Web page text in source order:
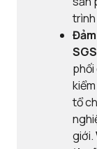
tổ
giới.